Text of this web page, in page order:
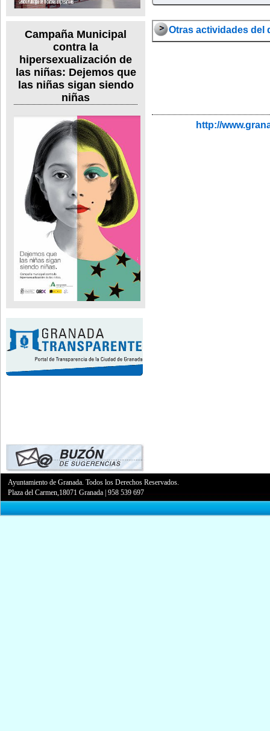
Campaña Municipal
contra la
hipersexualización de
las niñas: Dejemos que
las niñas sigan siendo
niñas
Otras actividades del
http://
Ayuntamiento de Granada. Todos los Derechos Reservados.
Plaza del Carmen,18071 Granada |958 539 697